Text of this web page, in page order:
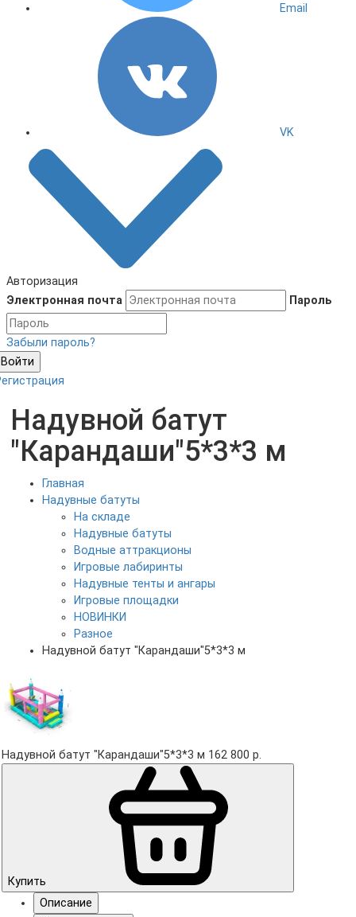
Email
VK
Авторизация
Электронная почта
Пароль
Забыли пароль?
Войти
Надувной батут
"Карандаши"5*3*3 м
Главная
Надувные батуты
На складе
Надувные батуты
Водные аттракционы
Игровые лабиринты
Надувные тенты и ангары
Игровые площадки
НОВИНКИ
Разное
Надувной батут "Карандаши"5*3*3 м
Надувной батут "Карандаши"5*3*3 м 162 800 р.
Купить
Описание